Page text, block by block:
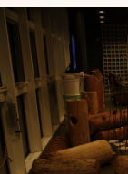
ー
を
開
く